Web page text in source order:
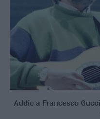
Addio a Francesco